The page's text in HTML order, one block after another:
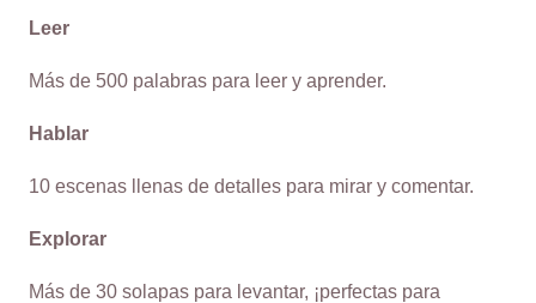
Leer
Más de 500 palabras para leer y aprender.
Hablar
10 escenas llenas de detalles para mirar y comentar.
Explorar
Más de 30 solapas para levantar, ¡perfectas para